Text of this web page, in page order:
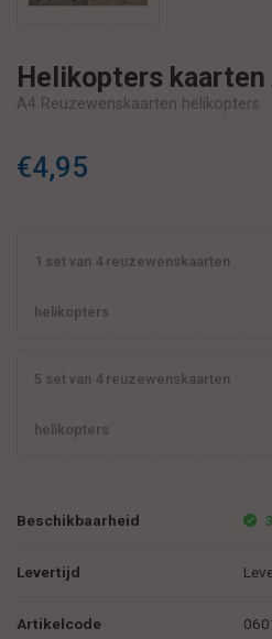
Helikopters kaarten
A4 Reuzewenskaarten helikopters
€4,95
1 set van 4 reuzewenskaarten
helikopters
5 set van 4 reuzewenskaarten
helikopters
Beschikbaarheid
Levertijd
Artikelcode